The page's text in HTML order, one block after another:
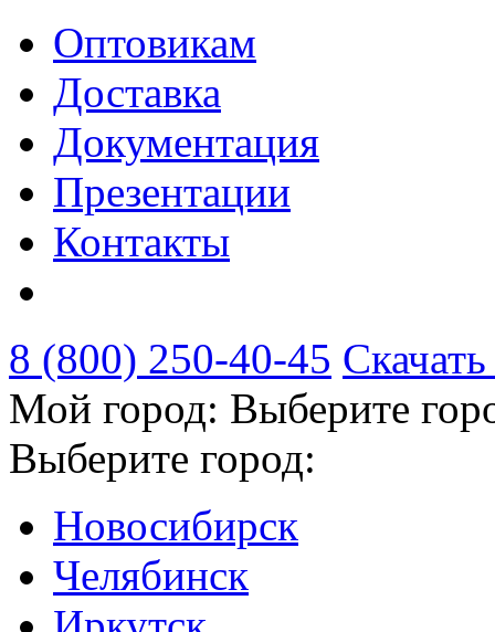
Оптовикам
Доставка
Документация
Презентации
Контакты
8 (800) 250-40-45
Мой город: Выберите
Выберите город:
Новосибирск
Челябинск